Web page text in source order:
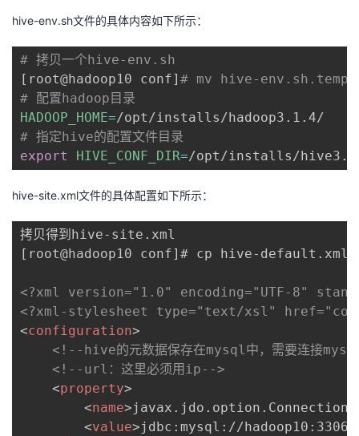
hive-env.sh文件的具体内容如下所示：
# 拷贝一个hive-env.sh
[ root@hadoop10 conf] # mv hive-
# 配置hadoop目录
HADOOP_HOME=
# 指定hive的配置文件目录
export
HIVE_CONF_DIR=/opt/installs/
hive-site.xml文件的具体配置如下所示：
拷贝得到hive-site.xml
[root@hadoop10 conf]# cp hive-
<?xml version="1.0" encoding="UTF-8"
<?xml-stylesheet type="text/xsl"
<configuration>
<!--hive的元数据保存在mysql中，需要连接
<!--url：这里必须用ip-->
<property>
<name>
<value>jdbc:mysql://hadoop10:3306/